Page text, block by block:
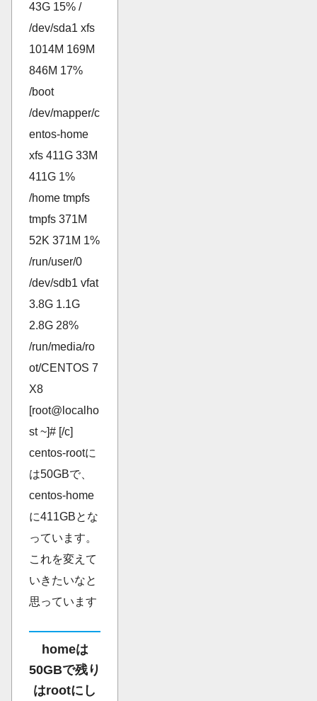
43G 15% /
/dev/sda1 xfs
1014M 169M
846M 17%
/boot
/dev/mapper/c
entos-home
xfs 411G 33M
411G 1%
/home tmpfs
tmpfs 371M
52K 371M 1%
/run/user/0
/dev/sdb1 vfat
3.8G 1.1G
2.8G 28%
/run/media/ro
ot/CENTOS 7
X8
[root@localho
st ~]# [/c]
centos-rootに
は50GBで、
centos-home
に411GBとな
っています。
これを変えて
いきたいなと
思っています
homeは
50GBで残り
はrootにし